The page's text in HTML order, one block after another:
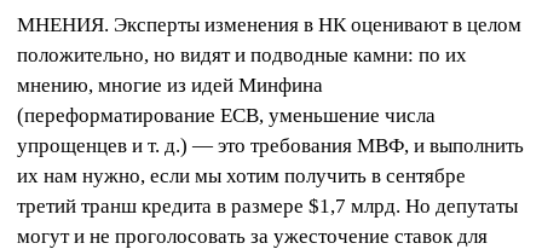
МНЕНИЯ. Эксперты изменения в НК оценивают в целом
положительно, но видят и подводные камни: по их
мнению, многие из идей Минфина
(переформатирование ЕСВ, уменьшение числа
упрощенцев и т. д.) — это требования МВФ, и выполнить
их нам нужно, если мы хотим получить в сентябре
третий транш кредита в размере $1,7 млрд. Но депутаты
могут и не проголосовать за ужесточение ставок для